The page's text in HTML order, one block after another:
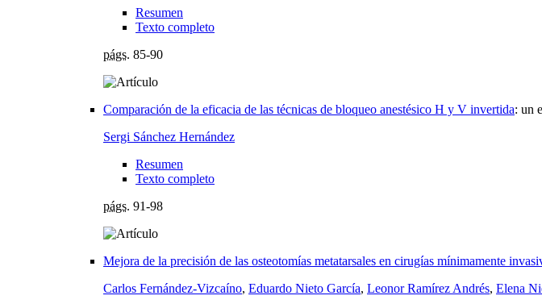
Resumen
Texto completo
págs. 85-90
Comparación de la eficacia de las técnicas de bloqueo anestésico H y V invertida: un
Sergi Sánchez Hernández
Resumen
Texto completo
págs. 91-98
Mejora de la precisión de las osteotomías metatarsales en cirugías mínimamente
Carlos Fernández-Vizcaíno, Eduardo Nieto García, Leonor Ramírez Andrés, Elena